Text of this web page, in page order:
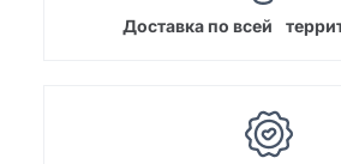
Доставка по всей